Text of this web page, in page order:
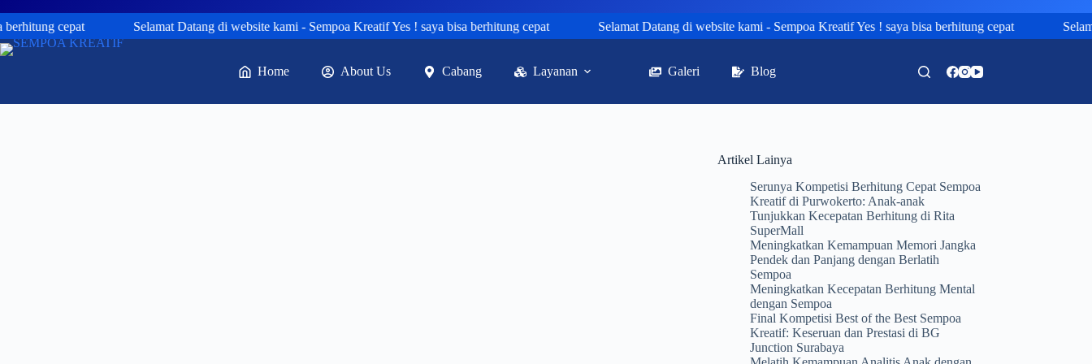
cepat Selamat Datang di website kami - Sempoa Kreatif Yes ! saya bisa berhitung cepat Selamat Datang di website kami - Sempoa Kreatif Yes ! saya bisa berhitung cepat
Home About Us Cabang Layanan Galeri Blog
Artikel Lainya
Serunya Kompetisi Berhitung Cepat Sempoa
Kreatif di Purwokerto: Anak-anak
Tunjukkan Kecepatan Berhitung di Rita
SuperMall
Meningkatkan Kemampuan Memori Jangka
Pendek dan Panjang dengan Berlatih
Sempoa
Meningkatkan Kecepatan Berhitung Mental
dengan Sempoa
Final Kompetisi Best of the Best Sempoa
Kreatif: Keseruan dan Prestasi di BG
Junction Surabaya